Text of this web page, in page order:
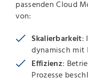
passenden Cloud
von:
Skalierbarkeit:
dynamisch mit
Effizienz:
Prozesse